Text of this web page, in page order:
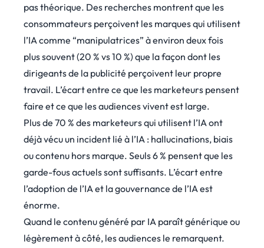
pas théorique. Des recherches montrent que les
consommateurs perçoivent les marques qui utilisent
l’IA comme “manipulatrices” à environ deux fois
plus souvent (20 % vs 10 %) que la façon dont les
dirigeants de la publicité perçoivent leur propre
travail. L’écart entre ce que les marketeurs pensent
faire et ce que les audiences vivent est large.
Plus de 70 % des marketeurs qui utilisent l’IA ont
déjà vécu un incident lié à l’IA : hallucinations, biais
ou contenu hors marque. Seuls 6 % pensent que les
garde-fous actuels sont suffisants. L’écart entre
l’adoption de l’IA et la gouvernance de l’IA est
énorme.
Quand le contenu généré par IA paraît générique ou
légèrement à côté, les audiences le remarquent.